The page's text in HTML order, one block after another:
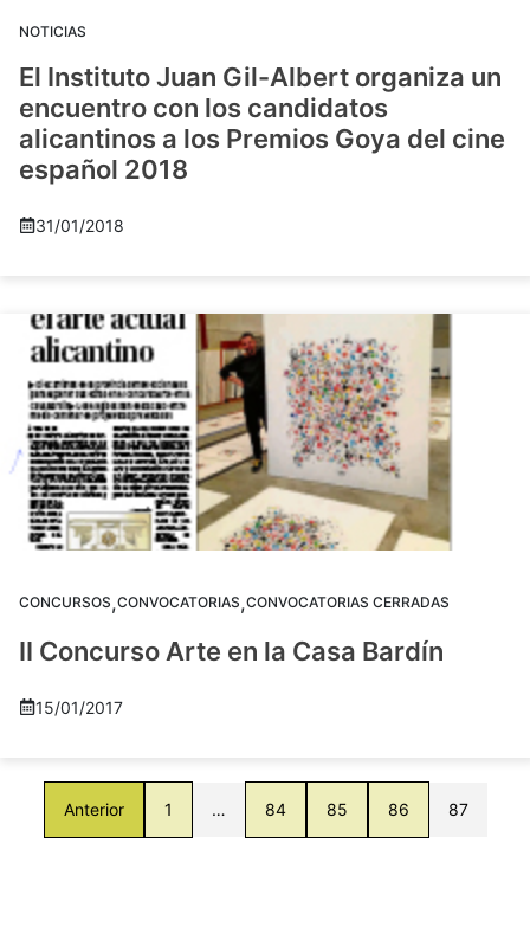
NOTICIAS
El Instituto Juan Gil-Albert organiza un
encuentro con los candidatos
alicantinos a los Premios Goya del cine
español 2018
31/01/2018
CONCURSOS,CONVOCATORIAS,CONVOCATORIAS CERRADAS
II Concurso Arte en la Casa Bardín
15/01/2017
Anterior 1 … 84 85 86 87